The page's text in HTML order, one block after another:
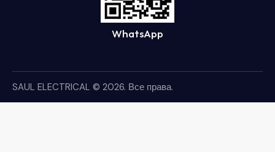
WhatsApp
SAUL ELECTRICAL © 2026. Все права.